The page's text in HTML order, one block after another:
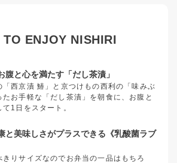
TO ENJOY NISHIRI
腹と心を満たす「だし茶漬」
「西京漬 鰆」と京つけもの西利の「味みぶ
たお手軽な「だし茶漬」を朝食に、お腹と
1日をスタート。
と美味しさがプラスできる《乳酸菌ラブ
きりサイズなのでお弁当の一品はもちろ